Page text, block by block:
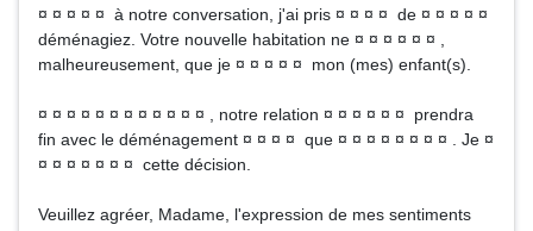
¤ ¤ ¤ ¤ ¤ à notre conversation, j'ai pris ¤ ¤ ¤ ¤ de ¤ ¤ ¤ ¤ ¤
déménagiez. Votre nouvelle habitation ne ¤ ¤ ¤ ¤ ¤ ¤ ,
malheureusement, que je ¤ ¤ ¤ ¤ ¤ mon (mes) enfant(s).
¤ ¤ ¤ ¤ ¤ ¤ ¤ ¤ ¤ ¤ ¤ ¤ , notre relation ¤ ¤ ¤ ¤ ¤ ¤ prendra
fin avec le déménagement ¤ ¤ ¤ ¤ que ¤ ¤ ¤ ¤ ¤ ¤ ¤ ¤ . Je ¤
¤ ¤ ¤ ¤ ¤ ¤ ¤ cette décision.
Veuillez agréer, Madame, l'expression de mes sentiments